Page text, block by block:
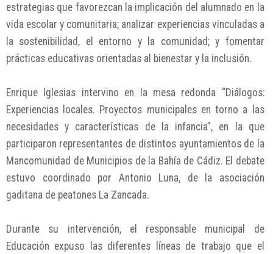
estrategias que favorezcan la implicación del alumnado en la
vida escolar y comunitaria; analizar experiencias vinculadas a
la sostenibilidad, el entorno y la comunidad; y fomentar
prácticas educativas orientadas al bienestar y la inclusión.
Enrique Iglesias intervino en la mesa redonda “Diálogos:
Experiencias locales. Proyectos municipales en torno a las
necesidades y características de la infancia”, en la que
participaron representantes de distintos ayuntamientos de la
Mancomunidad de Municipios de la Bahía de Cádiz. El debate
estuvo coordinado por Antonio Luna, de la asociación
gaditana de peatones La Zancada.
Durante su intervención, el responsable municipal de
Educación expuso las diferentes líneas de trabajo que el